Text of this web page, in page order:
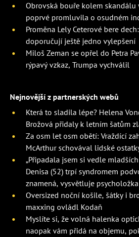
Obrovská bouře kolem skandálu
poprvé promluvila o osudném
Proměna Lely Ceterové bere
doporučují ještě jedno vylepšení
Miloš Zeman se opřel do Petra
rýpavý vzkaz, Trumpa vychválil
Nejnovější z partnerských webů
Která to sladila lépe? Helena
Brožová přidaly k letním šatům
Za osm let osm obětí: Vraždící
McArthur schovával lidské
„Připadala jsem si vedle
Denisa (52) trpí syndromem
znamená, vysvětluje psycholožka
Oversized noční košile, šátky i
maxxing ovládl Kodaň
Myslíte si, že volná halenka
naopak vám přidá na objemu,